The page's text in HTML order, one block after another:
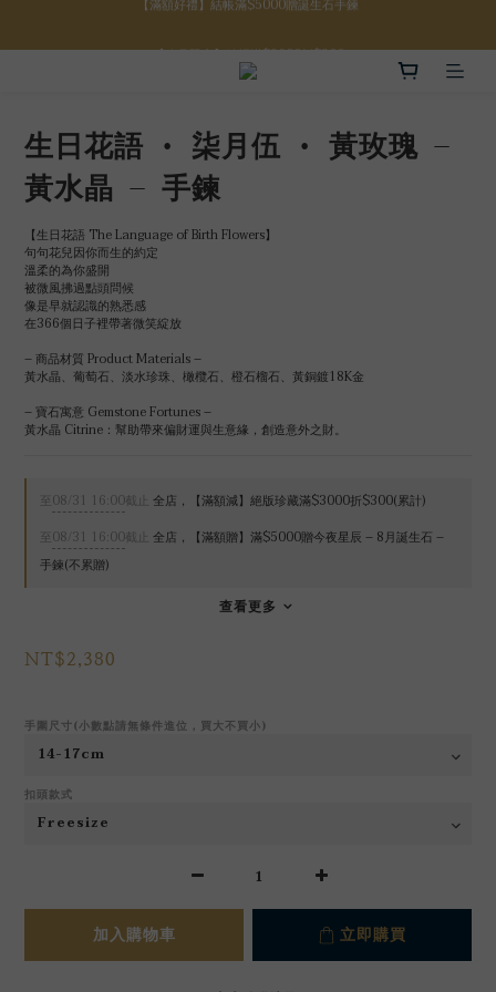
【註冊禮金】新註冊會員贈$100購物金
【八月限定】結帳滿$3000折$300
生日花語 • 柒月伍 • 黃玫瑰 –
黃水晶 – 手鍊
【生日花語 The Language of Birth Flowers】
句句花兒因你而生的約定
溫柔的為你盛開
被微風拂過點頭問候
像是早就認識的熟悉感
在366個日子裡帶著微笑綻放
– 商品材質 Product Materials –
黃水晶、葡萄石、淡水珍珠、橄欖石、橙石榴石、黃銅鍍18K金
– 寶石寓意 Gemstone Fortunes –
黃水晶 Citrine：幫助帶來偏財運與生意緣，創造意外之財。
至08/31 16:00截止
全店，【滿額減】絕版珍藏滿$3000折$300(累計)
至08/31 16:00截止
全店，【滿額贈】滿$5000贈今夜星辰 – 8月誕生石 –
手鍊(不累贈)
查看更多
NT$2,380
手圍尺寸(小數點請無條件進位，買大不買小)
扣頭款式
加入購物車 立即購買